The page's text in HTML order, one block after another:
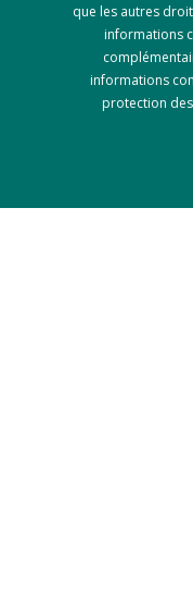
que les autres
informations
informations
protection